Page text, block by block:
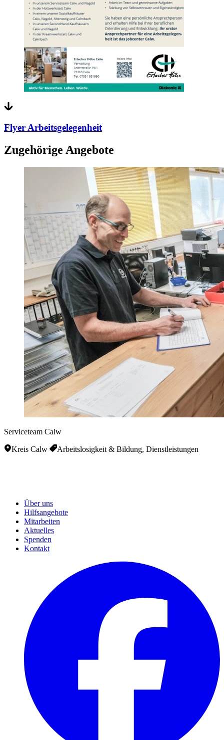
Flyer Arbeitsgelegenheit
Zugehörige Angebote
Serviceteam Calw
Kreis Calw Arbeitslosigkeit & Bildung, Dienstleistungen
Über uns
Hilfsangebote
Mitarbeiten
Aktuelles
Spenden
Kontakt